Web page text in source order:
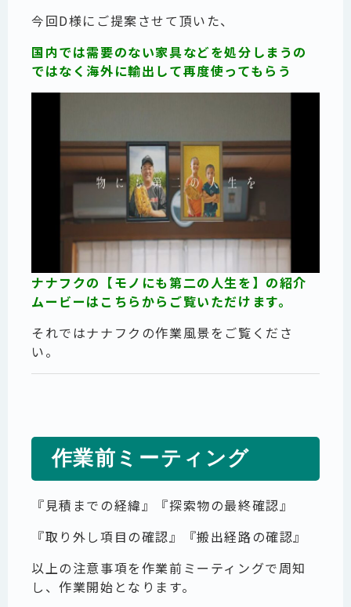
今回D様にご提案させて頂いた、
国内では需要のない家具などを処分しまうの
ではなく海外に輸出して再度使ってもらう
ナナフクの【モノにも第二の人生を】の紹介
ムービーはこちらからご覧いただけます。
それではナナフクの作業風景をご覧くださ
い。
作業前ミーティング
『見積までの経緯』『探索物の最終確認』
『取り外し項目の確認』『搬出経路の確認』
以上の注意事項を作業前ミーティングで周知
し、作業開始となります。